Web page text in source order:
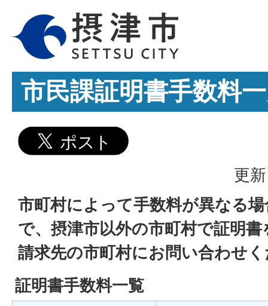
市民課証明書手数料
更
市町村によって手数料が異なる
で、摂津市以外の市町村で証明
請求先の市町村にお問い合わせ
証明書手数料一覧